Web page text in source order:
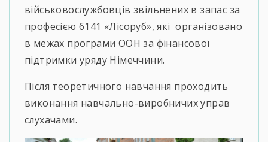
військовослужбовців звільнених в запас за
професією 6141 «Лісоруб», які організовано
в межах програми ООН за фінансової
підтримки уряду Німеччини.
Після теоретичного навчання проходить
виконання навчально-виробничих управ
слухачами.